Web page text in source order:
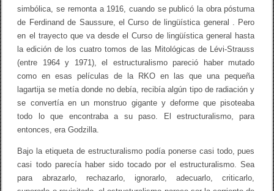
simbólica, se remonta a 1916, cuando se publicó la obra póstuma
de Ferdinand de Saussure, el Curso de lingüística general . Pero
en el trayecto que va desde el Curso de lingüística general hasta
la edición de los cuatro tomos de las Mitológicas de Lévi-Strauss
(entre 1964 y 1971), el estructuralismo pareció haber mutado
como en esas películas de la RKO en las que una pequeña
lagartija se metía donde no debía, recibía algún tipo de radiación y
se convertía en un monstruo gigante y deforme que pisoteaba
todo lo que encontraba a su paso. El estructuralismo, para
entonces, era Godzilla.
Bajo la etiqueta de estructuralismo podía ponerse casi todo, pues
casi todo parecía haber sido tocado por el estructuralismo. Sea
para abrazarlo, rechazarlo, ignorarlo, adecuarlo, criticarlo,